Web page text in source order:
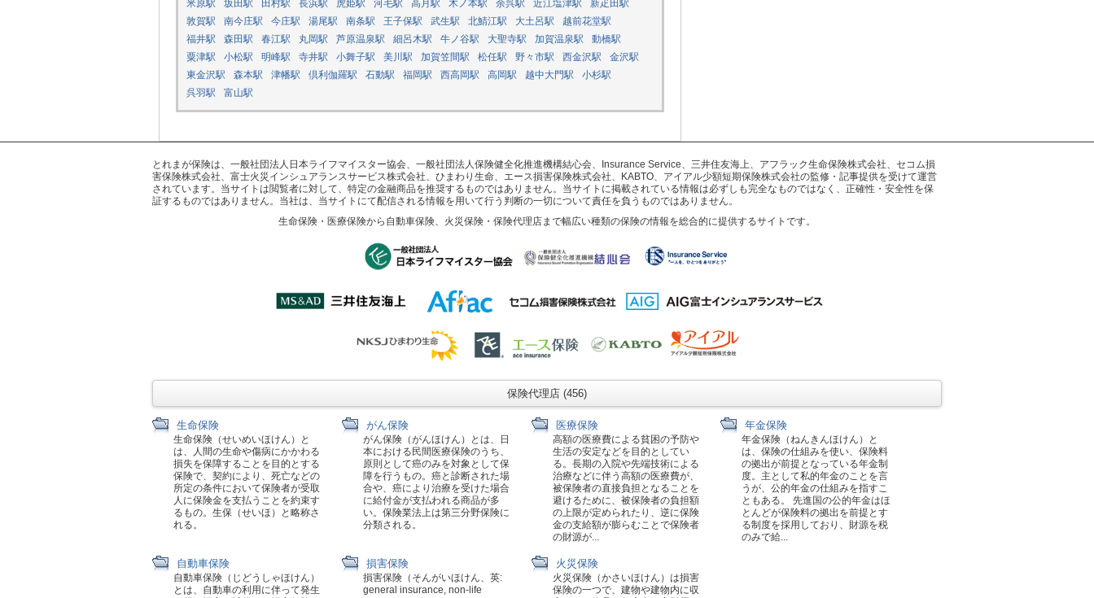
米原駅 坂田駅 田村駅 長浜駅 虎姫駅 河毛駅 高月駅 木ノ本駅 余呉駅 近江塩津駅
新疋田駅
敦賀駅
南今庄駅 今庄駅 湯尾駅 南条駅 王子保駅 武生駅 北鯖江駅 大土呂駅
越前花堂駅
福井駅
森田駅 春江駅 丸岡駅 芦原温泉駅 細呂木駅 牛ノ谷駅 大聖寺駅 加賀温泉駅
動橋駅
粟津駅
小松駅 明峰駅 寺井駅 小舞子駅 美川駅 加賀笠間駅 松任駅 野々市駅 西金沢駅
金沢駅
東金沢駅
森本駅 津幡駅 倶利伽羅駅 石動駅 福岡駅 西高岡駅 高岡駅 越中大門駅
小杉駅
呉羽駅
富山駅
とれまが保険は、一般社団法人日本ライフマイスター協会、一般社団法人保険健全化推進機構結心会、Insurance Service、三井住友海上、アフラック生命保険株式会社、セコム損
害保険株式会社、富士火災インシュアランスサービス株式会社、ひまわり生命、エース損害保険株式会社、KABTO、アイアル少額短期保険株式会社の監修・記事提供を受けて運営
されています。当サイトは閲覧者に対して、特定の金融商品を推奨するものではありません。当サイトに掲載されている情報は必ずしも完全なものではなく、正確性・安全性を保
証するものではありません。当社は、当サイトにて配信される情報を用いて行う判断の一切について責任を負うものではありません。
生命保険・医療保険から自動車保険、火災保険・保険代理店まで幅広い種類の保険の情報を総合的に提供するサイトです。
保険代理店 (456)
生命保険
生命保険（せいめいほけん）と
は、人間の生命や傷病にかかわる
損失を保障することを目的とする
保険で、契約により、死亡などの
所定の条件において保険者が受取
人に保険金を支払うことを約束す
るもの。生保（せいほ）と略称さ
れる。
がん保険
がん保険（がんほけん）とは、日
本における民間医療保険のうち、
原則として癌のみを対象として保
障を行うもの。癌と診断された場
合や、癌により治療を受けた場合
に給付金が支払われる商品が多
い。保険業法上は第三分野保険に
分類される。
医療保険
高額の医療費による貧困の予防や
生活の安定などを目的としてい
る。長期の入院や先端技術による
治療などに伴う高額の医療費が、
被保険者の直接負担となることを
避けるために、被保険者の負担額
の上限が定められたり、逆に保険
金の支給額が膨らむことで保険者
の財源が...
年金保険
年金保険（ねんきんほけん）と
は、保険の仕組みを使い、保険料
の拠出が前提となっている年金制
度。主として私的年金のことを言
うが、公的年金の仕組みを指すこ
ともある。 先進国の公的年金はほ
とんどが保険料の拠出を前提とす
る制度を採用しており、財源を税
のみで給...
自動車保険
自動車保険（じどうしゃほけん）
とは、自動車の利用に伴って発生
損害保険
損害保険（そんがいほけん、英:
general insurance, non-life
火災保険
火災保険（かさいほけん）は損害
保険の一つで、建物や建物内に収